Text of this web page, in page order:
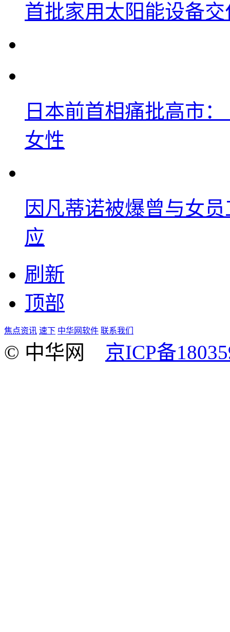
首批家用太阳能设备
日本前首相痛批高市
女性
因凡蒂诺被爆曾与女
应
刷新
顶部
焦点资讯 速下 中华网软件 联系我们
© 中华网 京ICP备